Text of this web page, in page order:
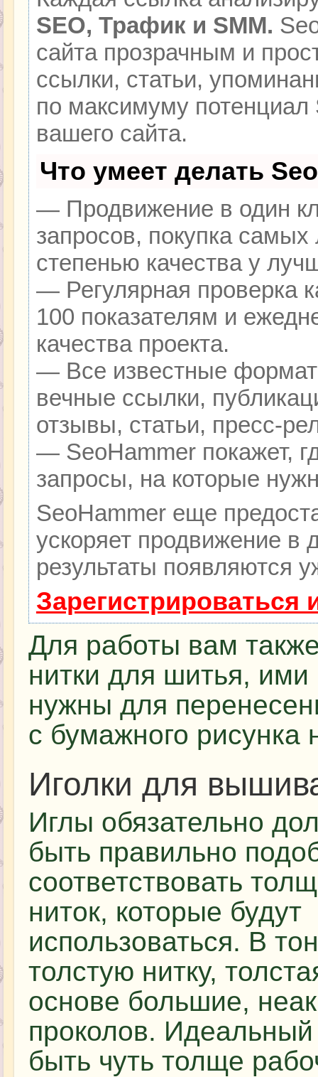
SEO, Трафик и SMM.
сайта прозрачным и
ссылки, статьи,
по максимуму
вашего сайта.
Что умеет делать
— Продвижение в один
запросов, покупка
степенью качества у
— Регулярная проверка
100 показателям и
качества проекта.
— Все известные
вечные ссылки,
отзывы, статьи, пресс-
— SeoHammer покажет,
запросы, на которые
SeoHammer еще
ускоряет продвижение в
результаты появляются
Для работы вам
нитки для шитья,
нужны для
с бумажного рисунка
Иголки для
Иглы обязательно
быть правильно
соответствовать
ниток, которые будут
использоваться. В
толстую нитку,
основе большие,
проколов.
быть чуть толще